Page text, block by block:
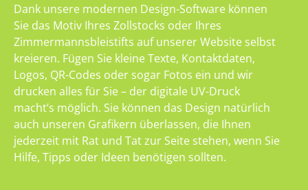
Dank unsere modernen Design-Software können
Sie das Motiv Ihres Zollstocks oder Ihres
Zimmermannsbleistifts auf unserer Website selbst
kreieren. Fügen Sie kleine Texte, Kontaktdaten,
Logos, QR-Codes oder sogar Fotos ein und wir
drucken alles für Sie – der digitale UV-Druck
macht’s möglich. Sie können das Design natürlich
auch unseren Grafikern überlassen, die Ihnen
jederzeit mit Rat und Tat zur Seite stehen, wenn Sie
Hilfe, Tipps oder Ideen benötigen sollten.